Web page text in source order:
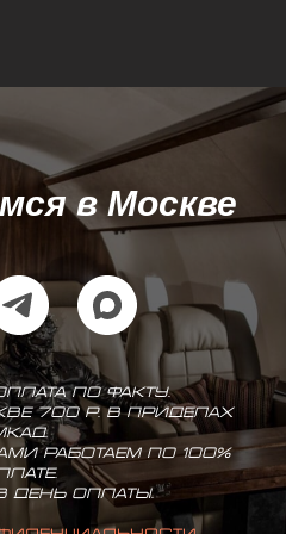
в Москве
по факту.
700 р. в приделах
работаем по 100%
день оплаты.